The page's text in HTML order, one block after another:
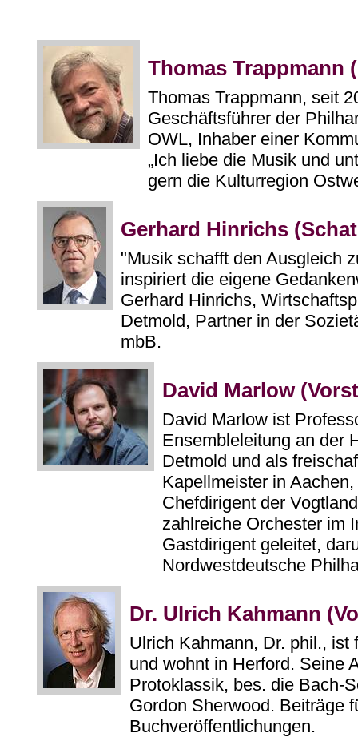
Thomas Trappmann
Thomas Trappmann, seit
Geschäftsführer der
OWL, Inhaber einer
„Ich liebe die Musik und
gern die Kulturregion
Gerhard Hinrichs
"Musik schafft den Ausgleich
inspiriert die eigene
Gerhard Hinrichs,
Detmold, Partner in der
mbB.
David Marlow
David Marlow ist
Ensembleleitung an der
Detmold und als
Kapellmeister in
Chefdirigent der
zahlreiche Orchester im
Gastdirigent geleitet,
Nordwestdeutsche
Dr. Ulrich Kahmann
Ulrich Kahmann, Dr. phil., ist
und wohnt in Herford. Seine
Protoklassik, bes. die Bach-
Gordon Sherwood. Beiträge
Buchveröffentlichungen.